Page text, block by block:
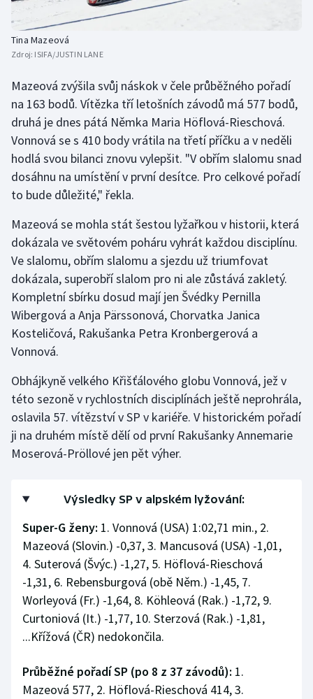
Parasport
Plavání
Plážový volejbal
Ragby
Rychlobruslení
Rychlostní kanoistika
Short track
Sportovní střelba
Stolní tenis
Triatlon
Veslování
Vodní slalom
Volejbal
Ostatní
Tina Mazeová
Zdroj: ISIFA/JUSTIN LANE
Mazeová zvýšila svůj náskok v čele průběžného pořadí
na 163 bodů. Vítězka tří letošních závodů má 577 bodů,
druhá je dnes pátá Němka Maria Höflová-Rieschová.
Vonnová se s 410 body vrátila na třetí příčku a v neděli
hodlá svou bilanci znovu vylepšit. "V obřím slalomu snad
dosáhnu na umístění v první desítce. Pro celkové pořadí
to bude důležité," řekla.
Mazeová se mohla stát šestou lyžařkou v historii, která
dokázala ve světovém poháru vyhrát každou disciplínu.
Ve slalomu, obřím slalomu a sjezdu už triumfovat
dokázala, superobří slalom pro ni ale zůstává zakletý.
Kompletní sbírku dosud mají jen Švédky Pernilla
Wibergová a Anja Pärssonová, Chorvatka Janica
Kosteličová, Rakušanka Petra Kronbergerová a
Vonnová.
Obhájkyně velkého Křišťálového globu Vonnová, jež v
této sezoně v rychlostních disciplínách ještě neprohrála,
oslavila 57. vítězství v SP v kariéře. V historickém pořadí
ji na druhém místě dělí od první Rakušanky Annemarie
Moserová-Pröllové jen pět výher.
Výsledky SP v alpském lyžování:
Super-G ženy: 1. Vonnová (USA) 1:02,71 min., 2.
Mazeová (Slovin.) -0,37, 3. Mancusová (USA) -1,01,
4. Suterová (Švýc.) -1,27, 5. Höflová-Rieschová
-1,31, 6. Rebensburgová (obě Něm.) -1,45, 7.
Worleyová (Fr.) -1,64, 8. Köhleová (Rak.) -1,72, 9.
Curtoniová (It.) -1,77, 10. Sterzová (Rak.) -1,81,
...Křížová (ČR) nedokončila.
Průběžné pořadí SP (po 8 z 37 závodů): 1.
Mazeová 577, 2. Höflová-Rieschová 414, 3.